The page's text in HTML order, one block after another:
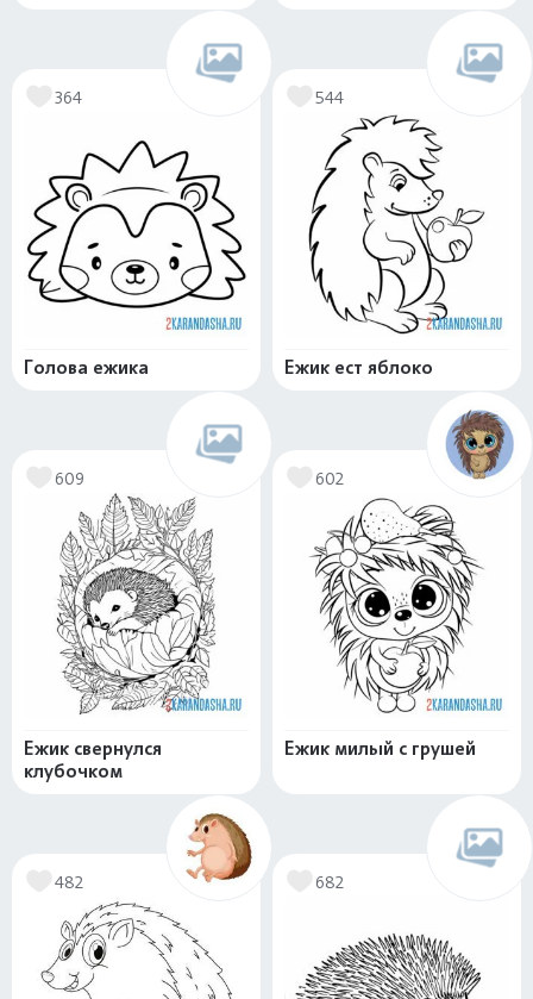
364
Голова ежика
544
Ежик ест яблоко
609
Ежик свернулся
клубочком
602
Ежик милый с грушей
482 682